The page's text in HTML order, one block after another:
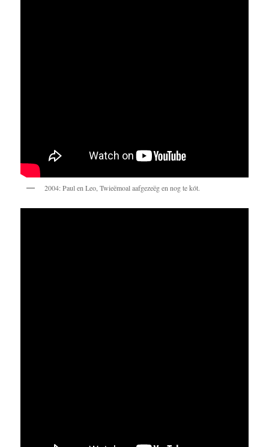
2004: Paul en Leo, Twieëmoal aafgezeëg en nog te kót.